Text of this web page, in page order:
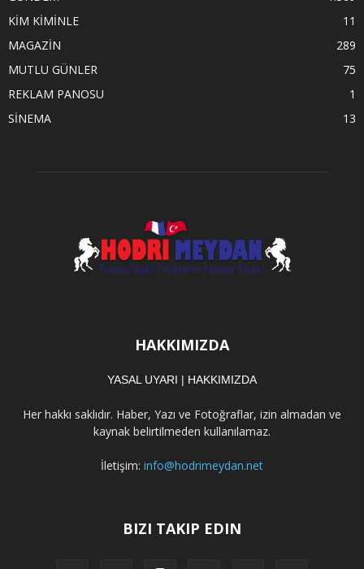
KİM KİMİNLE
11
MAGAZİN
289
MUTLU GÜNLER
75
REKLAM PANOSU
1
SİNEMA
13
HAKKIMIZDA
YASAL UYARI | HAKKIMIZDA
Her hakkı saklıdır. Haber, Yazı ve Fotoğraflar, izin almadan ve
kaynak belirtilmeden kullanılamaz.
İletişim: info@hodrimeydan.net
BIZI TAKIP EDIN